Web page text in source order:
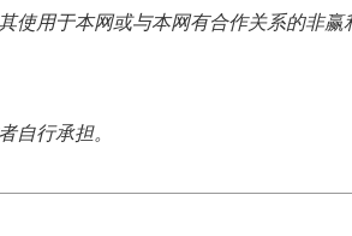
使用于本网或与本网有合作关系的非
自行承担。